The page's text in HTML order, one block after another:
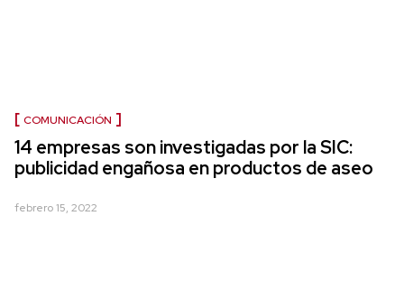
COMUNICACIÓN
14 empresas son investigadas por la SIC:
publicidad engañosa en productos de aseo
febrero 15, 2022